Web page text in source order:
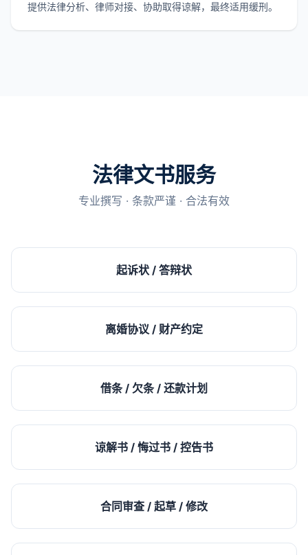
提供法律分析、律师对接、协助取得谅解，最终适用缓刑。
法律文书服务
专业撰写 · 条款严谨 · 合法有效
起诉状 / 答辩状
离婚协议 / 财产约定
借条 / 欠条 / 还款计划
谅解书 / 悔过书 / 控告书
合同审查 / 起草 / 修改